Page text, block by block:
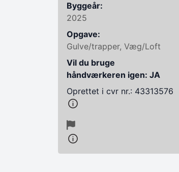
Byggeår:
2025
Opgave:
Gulve/trapper, Væg/Loft
Vil du bruge
håndværkeren igen: JA
Oprettet i cvr nr.: 43313576